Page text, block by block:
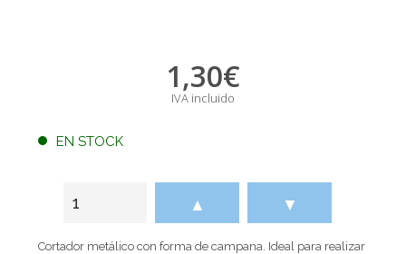
1,30€
IVA incluido
EN STOCK
▲ ▼
Cortador metálico con forma de campana. Ideal para realizar